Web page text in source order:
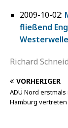
2009-10-02:
fließend
Westerwelle
Richard
VORHERIGER
ADÜ Nord
Hamburg vertreten